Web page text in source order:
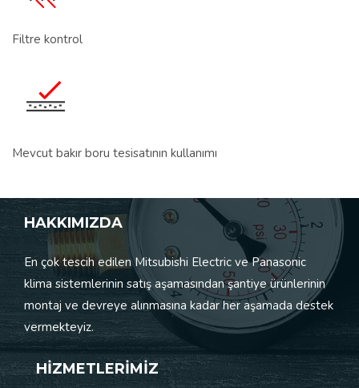
Filtre kontrol
Mevcut bakır boru tesisatının kullanımı
HAKKIMIZDA
En çok tescih edilen Mitsubishi Electric ve Panasonic
klima sistemlerinin satış aşamasından şantiye ürünlerinin
montaj ve devreye alınmasına kadar her aşamada destek
vermekteyiz.
HİZMETLERİMİZ